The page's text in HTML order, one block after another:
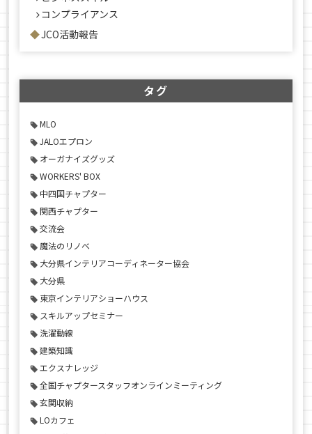
コンプライアンス
JCO活動報告
タグ
MLO
JALOエプロン
オーガナイズグッズ
WORKERS' BOX
中四国チャプター
関西チャプター
交流会
魔法のリノベ
大分県インテリアコーディネーター協会
大分県
東京インテリアショーハウス
スキルアップセミナー
洗濯動線
建築知識
エクスナレッジ
全国チャプタースタッフオンラインミーティング
玄関収納
LOカフェ